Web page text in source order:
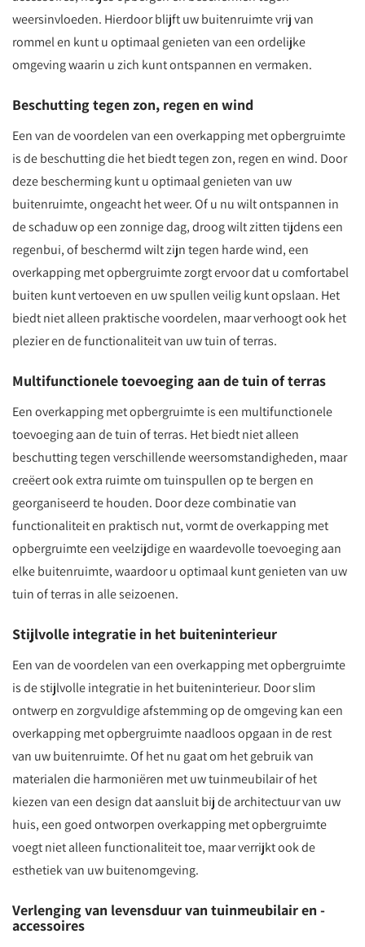
weersinvloeden. Hierdoor blijft uw buitenruimte vrij van
rommel en kunt u optimaal genieten van een ordelijke
omgeving waarin u zich kunt ontspannen en vermaken.
Beschutting tegen zon, regen en wind
Een van de voordelen van een overkapping met opbergruimte
is de beschutting die het biedt tegen zon, regen en wind. Door
deze bescherming kunt u optimaal genieten van uw
buitenruimte, ongeacht het weer. Of u nu wilt ontspannen in
de schaduw op een zonnige dag, droog wilt zitten tijdens een
regenbui, of beschermd wilt zijn tegen harde wind, een
overkapping met opbergruimte zorgt ervoor dat u comfortabel
buiten kunt vertoeven en uw spullen veilig kunt opslaan. Het
biedt niet alleen praktische voordelen, maar verhoogt ook het
plezier en de functionaliteit van uw tuin of terras.
Multifunctionele toevoeging aan de tuin of terras
Een overkapping met opbergruimte is een multifunctionele
toevoeging aan de tuin of terras. Het biedt niet alleen
beschutting tegen verschillende weersomstandigheden, maar
creëert ook extra ruimte om tuinspullen op te bergen en
georganiseerd te houden. Door deze combinatie van
functionaliteit en praktisch nut, vormt de overkapping met
opbergruimte een veelzijdige en waardevolle toevoeging aan
elke buitenruimte, waardoor u optimaal kunt genieten van uw
tuin of terras in alle seizoenen.
Stijlvolle integratie in het buiteninterieur
Een van de voordelen van een overkapping met opbergruimte
is de stijlvolle integratie in het buiteninterieur. Door slim
ontwerp en zorgvuldige afstemming op de omgeving kan een
overkapping met opbergruimte naadloos opgaan in de rest
van uw buitenruimte. Of het nu gaat om het gebruik van
materialen die harmoniëren met uw tuinmeubilair of het
kiezen van een design dat aansluit bij de architectuur van uw
huis, een goed ontworpen overkapping met opbergruimte
voegt niet alleen functionaliteit toe, maar verrijkt ook de
esthetiek van uw buitenomgeving.
Verlenging van levensduur van tuinmeubilair en -
accessoires